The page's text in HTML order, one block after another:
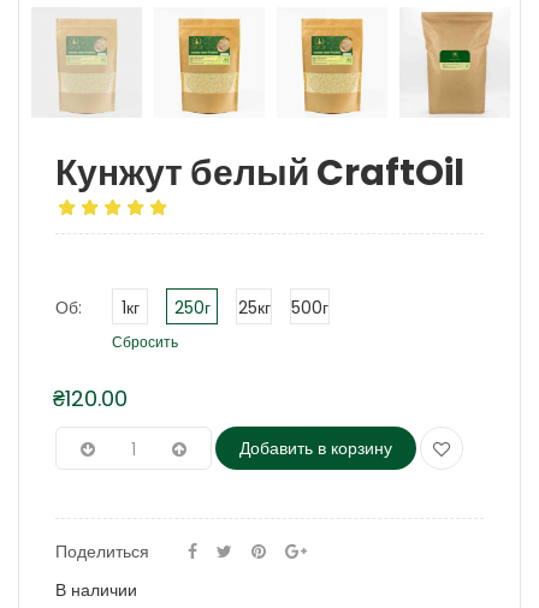
Кунжут белый CraftOil
Об: 1кг 250г 25кг 500г
Сбросить
₴120.00
Добавить в корзину
Поделиться
В наличии